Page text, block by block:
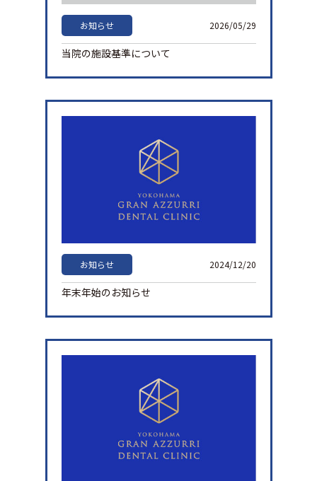
お知らせ 2026/05/29
当院の施設基準について
お知らせ 2024/12/20
年末年始のお知らせ